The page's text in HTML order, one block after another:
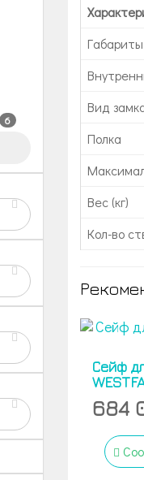
6
Габариты
Вид
Полка
Вес (кг)
Кол-во
Сейф
684